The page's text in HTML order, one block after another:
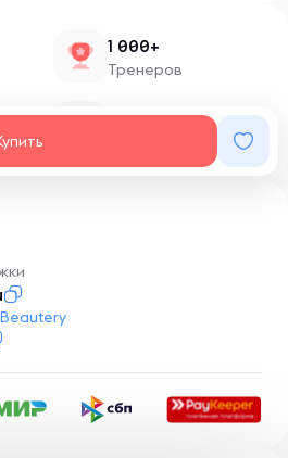
1 000+
Тренеров
100+